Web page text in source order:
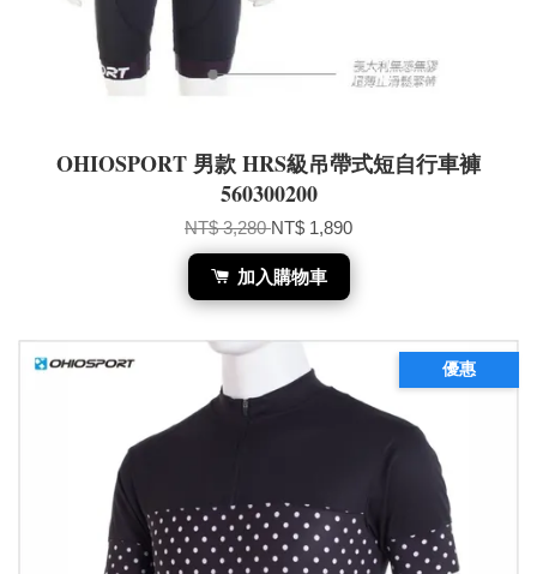
OHIOSPORT 男款 HRS級吊帶式短自行車褲
560300200
NT$ 3,280NT$ 1,890
加入購物車
優惠